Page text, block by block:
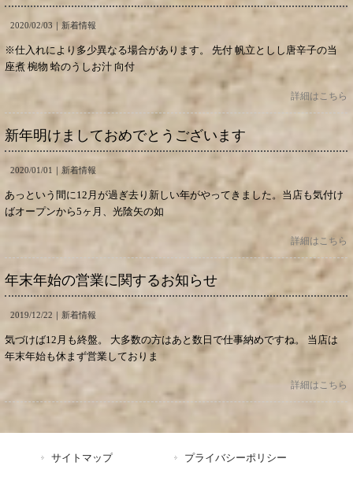
2020/02/03｜新着情報
※仕入れにより多少異なる場合があります。 先付 帆立としし唐辛子の当
座煮 椀物 蛤のうしお汁 向付
詳細はこちら
新年明けましておめでとうございます
2020/01/01｜ 新着情報
あっという間に12月が過ぎ去り新しい年がやってきました。当店も気付け
ばオープンから5ヶ月、光陰矢の如
詳細はこちら
年末年始の営業に関するお知らせ
2019/12/22｜ 新着情報
気づけば12月も終盤。 大多数の方はあと数日で仕事納めですね。 当店は
年末年始も休まず営業しておりま
詳細はこちら
サイトマップ プライバシーポリシー